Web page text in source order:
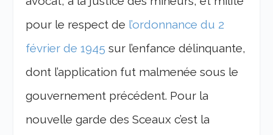
pour le respect de l’ordonnance du 2
février de 1945 sur l’enfance délinquante,
dont l’application fut malmenée sous le
gouvernement précédent. Pour la
nouvelle garde des Sceaux c’est la